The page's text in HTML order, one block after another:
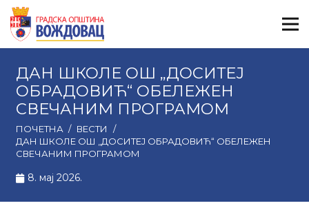
ДАН ШКОЛЕ ОШ „ДОСИТЕЈ
ОБРАДОВИЋ“ ОБЕЛЕЖЕН
СВЕЧАНИМ ПРОГРАМОМ
ПОЧЕТНА / ВЕСТИ
/
ДАН ШКОЛЕ ОШ „ДОСИТЕЈ ОБРАДОВИЋ“ ОБЕЛЕЖЕН
СВЕЧАНИМ ПРОГРАМОМ
8. мај 2026.